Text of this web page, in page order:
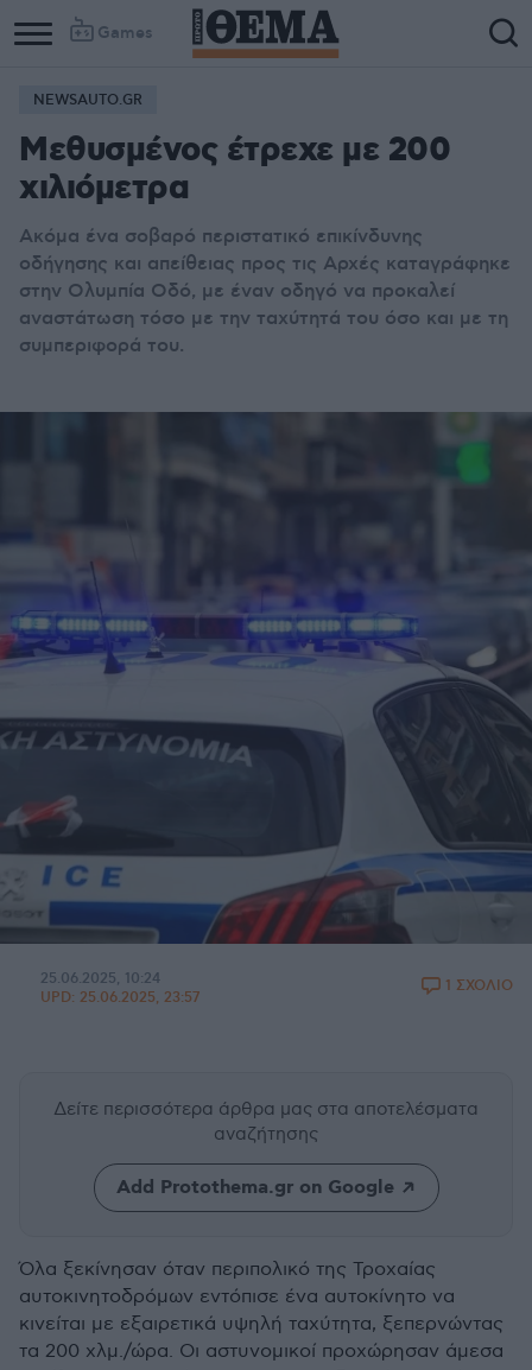
Games
1
2
NEWSAUTO.GR
Μεθυσμένος έτρεχε με 200
χιλιόμετρα
Ακόμα ένα σοβαρό περιστατικό επικίνδυνης
οδήγησης και απείθειας προς τις Αρχές καταγράφηκε
στην Ολυμπία Οδό, με έναν οδηγό να προκαλεί
αναστάτωση τόσο με την ταχύτητά του όσο και με τη
συμπεριφορά του.
25.06.2025, 10:24
UPD: 25.06.2025, 23:57
1 ΣΧΟΛΙΟ
Δείτε περισσότερα άρθρα μας στα αποτελέσματα
αναζήτησης
Add Protothema.gr on Google
Όλα ξεκίνησαν όταν περιπολικό της Τροχαίας
αυτοκινητοδρόμων εντόπισε ένα αυτοκίνητο να
κινείται με εξαιρετικά υψηλή ταχύτητα, ξεπερνώντας
τα 200 χλμ./ώρα. Οι αστυνομικοί προχώρησαν άμεσα